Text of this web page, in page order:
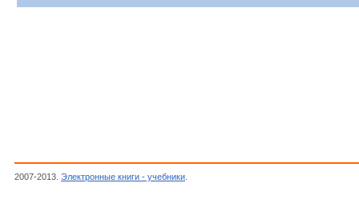
2007-2013. Электронные книги - учебники